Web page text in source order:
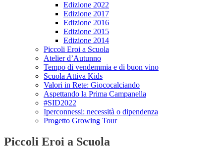
Edizione 2022
Edizione 2017
Edizione 2016
Edizione 2015
Edizione 2014
Piccoli Eroi a Scuola
Atelier d’Autunno
Tempo di vendemmia e di buon vino
Scuola Attiva Kids
Valori in Rete: Giococalciando
Aspettando la Prima Campanella
#SID2022
Iperconnessi: necessità o dipendenza
Progetto Growing Tour
Piccoli Eroi a Scuola